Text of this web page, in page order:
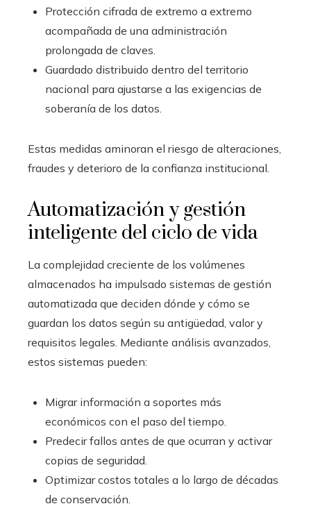
Protección cifrada de extremo a extremo
acompañada de una administración
prolongada de claves.
Guardado distribuido dentro del territorio
nacional para ajustarse a las exigencias de
soberanía de los datos.
Estas medidas aminoran el riesgo de alteraciones,
fraudes y deterioro de la confianza institucional.
Automatización y gestión
inteligente del ciclo de vida
La complejidad creciente de los volúmenes
almacenados ha impulsado sistemas de gestión
automatizada que deciden dónde y cómo se
guardan los datos según su antigüedad, valor y
requisitos legales. Mediante análisis avanzados,
estos sistemas pueden:
Migrar información a soportes más
económicos con el paso del tiempo.
Predecir fallos antes de que ocurran y activar
copias de seguridad.
Optimizar costos totales a lo largo de décadas
de conservación.